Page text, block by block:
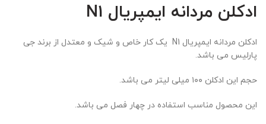
ادکلن مردانه ایمپریال N1
ادکلن مردانه ایمپریال N1 یک کار خاص و شیک و معتدل از برند جی
پارلیس می باشد.
حجم این ادکلن ۱۰۰ میلی لیتر می باشد.
این محصول مناسب استفاده در چهار فصل می باشد.